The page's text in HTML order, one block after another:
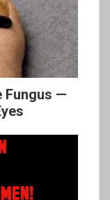
Fungus —